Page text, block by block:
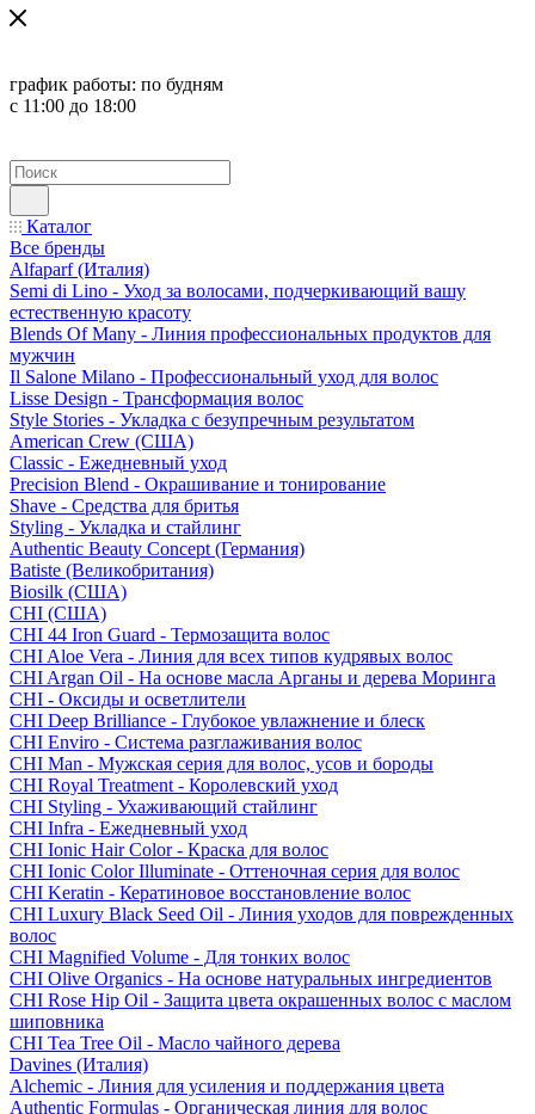
график работы: по будням
с 11:00 до 18:00
Каталог
Все бренды
Alfaparf (Италия)
Semi di Lino - Уход за волосами, подчеркивающий вашу
естественную красоту
Blends Of Many - Линия профессиональных продуктов для
мужчин
Il Salone Milano - Профессиональный уход для волос
Lisse Design - Трансформация волос
Style Stories - Укладка с безупречным результатом
American Crew (США)
Classic - Ежедневный уход
Precision Blend - Окрашивание и тонирование
Shave - Средства для бритья
Styling - Укладка и стайлинг
Authentic Beauty Concept (Германия)
Batiste (Великобритания)
Biosilk (США)
CHI (США)
CHI 44 Iron Guard - Термозащита волос
CHI Aloe Vera - Линия для всех типов кудрявых волос
CHI Argan Oil - На основе масла Арганы и дерева Моринга
CHI - Оксиды и осветлители
CHI Deep Brilliance - Глубокое увлажнение и блеск
CHI Enviro - Система разглаживания волос
CHI Man - Мужская серия для волос, усов и бороды
CHI Royal Treatment - Королевский уход
CHI Styling - Ухаживающий стайлинг
CHI Infra - Ежедневный уход
CHI Ionic Hair Color - Краска для волос
CHI Ionic Color Illuminate - Оттеночная серия для волос
CHI Keratin - Кератиновое восстановление волос
CHI Luxury Black Seed Oil - Линия уходов для поврежденных
волос
CHI Magnified Volume - Для тонких волос
CHI Olive Organics - На основе натуральных ингредиентов
CHI Rose Hip Oil - Защита цвета окрашенных волос с маслом
шиповника
CHI Tea Tree Oil - Масло чайного дерева
Davines (Италия)
Alchemic - Линия для усиления и поддержания цвета
Authentic Formulas - Органическая линия для волос